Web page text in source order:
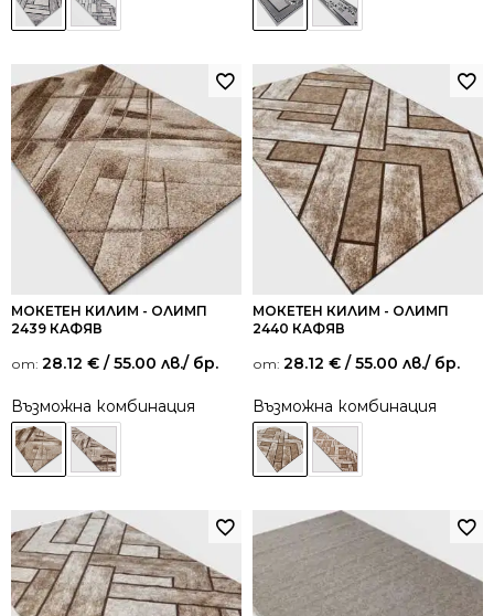
МОКЕТЕН КИЛИМ - ОЛИМП
2439 КАФЯВ
от: 28.12 € / 55.00 лв./ бр.
Възможна комбинация
МОКЕТЕН КИЛИМ - ОЛИМП
2440 КАФЯВ
от: 28.12 € / 55.00 лв./ бр.
Възможна комбинация